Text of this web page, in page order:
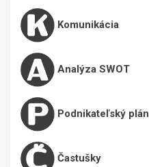
Komunikácia
Analýza SWOT
Podnikateľský plán
Častušky